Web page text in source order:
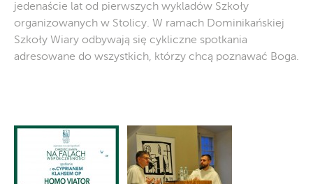
jedenaście lat od pierwszych wykladów Szkoły
organizowanych w Stolicy. W ramach Dominikańskiej
Szkoły Wiary odbywają się cykliczne spotkania
adresowane do wszystkich, którzy chcą poznawać Boga.